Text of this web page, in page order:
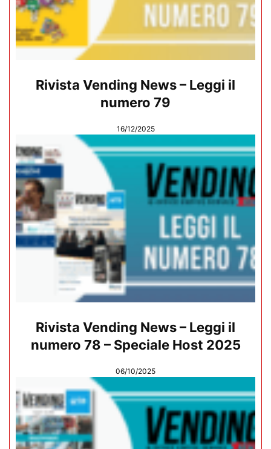
Rivista Vending News – Leggi il
numero 79
16/12/2025
Rivista Vending News – Leggi il
numero 78 – Speciale Host 2025
06/10/2025